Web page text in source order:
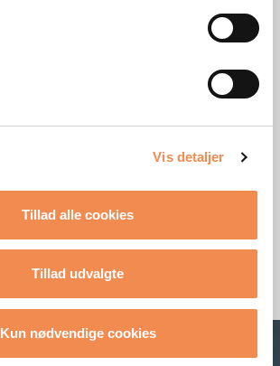
Vis detaljer
Tillad alle cookies
Tillad udvalgte
Kun nødvendige cookies